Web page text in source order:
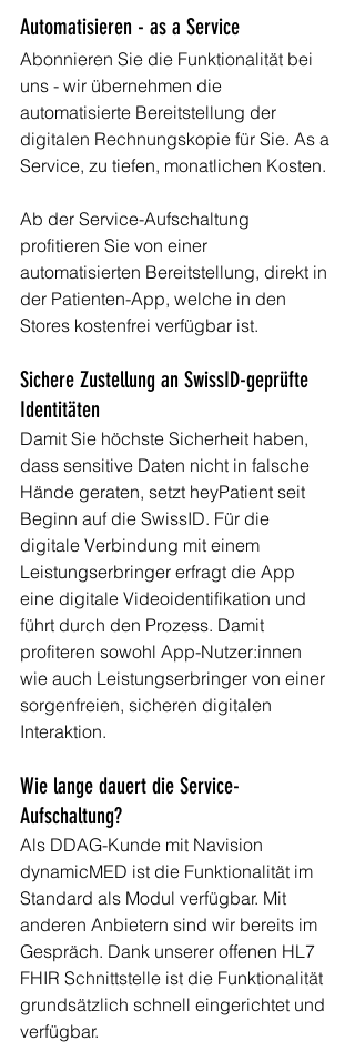
Automatisieren - as a Service
Abonnieren Sie die Funktionalität bei
uns - wir übernehmen die
automatisierte Bereitstellung der
digitalen Rechnungskopie für Sie. As a
Service, zu tiefen, monatlichen Kosten.
Ab der Service-Aufschaltung
profitieren Sie von einer
automatisierten Bereitstellung, direkt in
der Patienten-App, welche in den
Stores kostenfrei verfügbar ist.
Sichere Zustellung an SwissID-geprüfte
Identitäten
Damit Sie höchste Sicherheit haben,
dass sensitive Daten nicht in falsche
Hände geraten, setzt heyPatient seit
Beginn auf die SwissID. Für die
digitale Verbindung mit einem
Leistungserbringer erfragt die App
eine digitale Videoidentifikation und
führt durch den Prozess. Damit
profiteren sowohl App-Nutzer:innen
wie auch Leistungserbringer von einer
sorgenfreien, sicheren digitalen
Interaktion.
Wie lange dauert die Service-
Aufschaltung?
Als DDAG-Kunde mit Navision
dynamicMED ist die Funktionalität im
Standard als Modul verfügbar. Mit
anderen Anbietern sind wir bereits im
Gespräch. Dank unserer offenen HL7
FHIR Schnittstelle ist die Funktionalität
grundsätzlich schnell eingerichtet und
verfügbar.